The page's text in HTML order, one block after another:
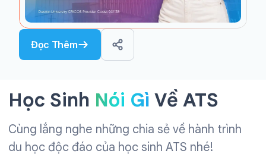
Đọc Thêm
Học Sinh Nói Gì Về ATS
Cùng lắng nghe những chia sẻ về hành trình
du học độc đáo của học sinh ATS nhé!